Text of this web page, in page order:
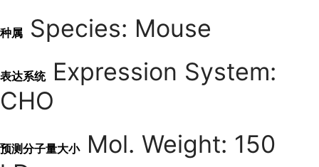
种属 Species: Mouse
表达系统Expression System:
CHO
预测分子量大小Mol. Weight: 150